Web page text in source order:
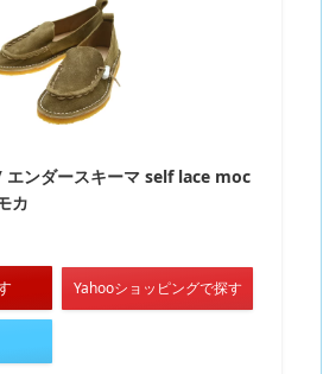
ンダースキーマ self lace moc
カ
Yahooショッピングで探す